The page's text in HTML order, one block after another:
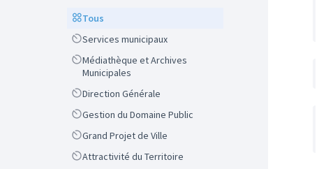
ScopeTous
ScopeServices municipaux
Scope
Médiathèque et Archives
Municipales
ScopeDirection Générale
ScopeGestion du Domaine Public
ScopeGrand Projet de Ville
ScopeAttractivité du Territoire